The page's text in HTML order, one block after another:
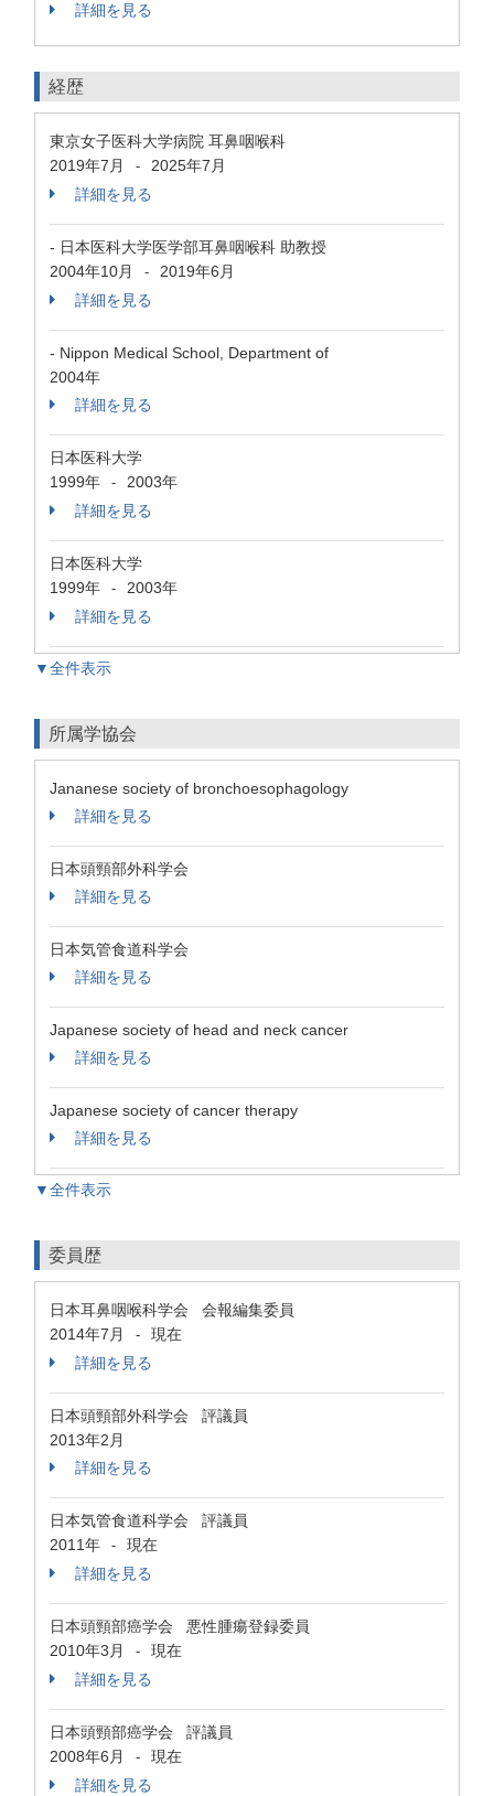
詳細を見る
経歴
東京女子医科大学病院 耳鼻咽喉科
2019年7月
-
2025年7月
詳細を見る
- 日本医科大学医学部耳鼻咽喉科 助教授
2004年10月
-
2019年6月
詳細を見る
- Nippon Medical School, Department of
2004年
詳細を見る
日本医科大学
1999年
-
2003年
詳細を見る
日本医科大学
1999年
-
2003年
詳細を見る
▼全件表示
所属学協会
Jananese society of bronchoesophagology
詳細を見る
日本頭頸部外科学会
詳細を見る
日本気管食道科学会
詳細を見る
Japanese society of head and neck cancer
詳細を見る
Japanese society of cancer therapy
詳細を見る
▼全件表示
委員歴
日本耳鼻咽喉科学会 会報編集委員
2014年7月
-
現在
詳細を見る
日本頭頸部外科学会 評議員
2013年2月
詳細を見る
日本気管食道科学会 評議員
2011年
-
現在
詳細を見る
日本頭頸部癌学会 悪性腫瘍登録委員
2010年3月
-
現在
詳細を見る
日本頭頸部癌学会 評議員
2008年6月
-
現在
詳細を見る